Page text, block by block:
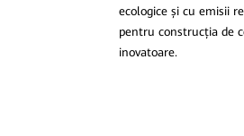
ecologice și cu emisii
pentru construcția de
inovatoare.